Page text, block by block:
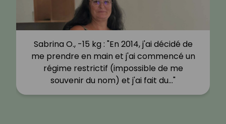
Sabrina O., -15 kg : "En 2014, j'ai décidé de
me prendre en main et j'ai commencé un
régime restrictif (impossible de me
souvenir du nom) et j'ai fait du…"